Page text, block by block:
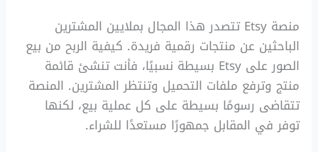
منصة Etsy تتصدر هذا المجال بملايين المشترين
الباحثين عن منتجات رقمية فريدة. كيفية الربح من بيع
الصور على Etsy بسيطة نسبيًا، فأنت تنشئ قائمة
منتج وترفع ملفات التحميل وتنتظر المشترين. المنصة
تتقاضى رسومًا بسيطة على كل عملية بيع، لكنها
توفر في المقابل جمهورًا مستعدًا للشراء.